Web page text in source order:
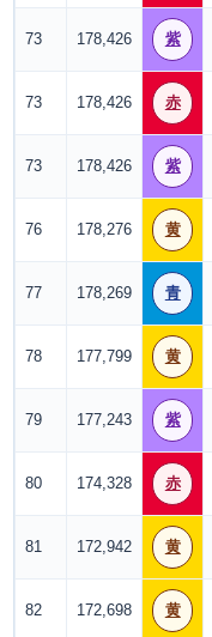
73 178,426 紫
73 178,426 赤
73 178,426 紫
76 178,276 黄
77 178,269 青
78 177,799 黄
79 177,243 紫
80 174,328 赤
81 172,942 黄
82 172,698 黄